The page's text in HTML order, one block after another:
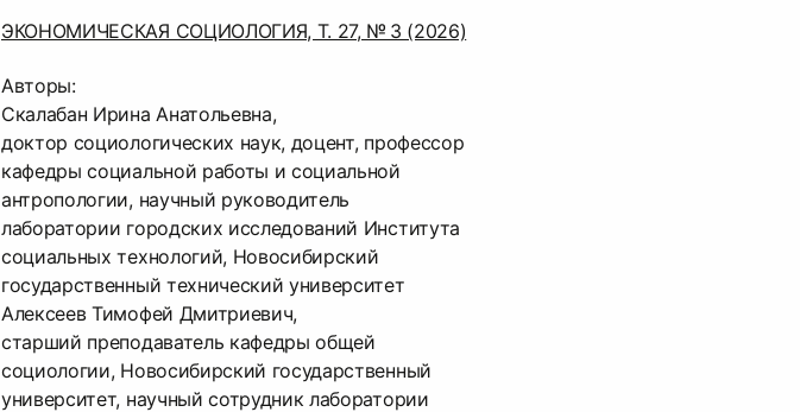
ЭКОНОМИЧЕСКАЯ СОЦИОЛОГИЯ, Т. 27, № 3 (2026)
Авторы:
Скалабан Ирина Анатольевна,
доктор социологических наук, доцент, профессор
кафедры социальной работы и социальной
антропологии, научный руководитель
лаборатории городских исследований Института
социальных технологий, Новосибирский
государственный технический университет
Алексеев Тимофей Дмитриевич,
старший преподаватель кафедры общей
социологии, Новосибирский государственный
университет, научный сотрудник лаборатории